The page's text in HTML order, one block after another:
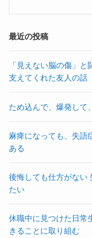
最近の投稿
「見えない脳の傷」
支えてくれた友人の話
ため込んで、爆発して
麻痺になっても、失語
ある
後悔しても仕方がない
たい
休職中に見つけた日常
きることに取り組む